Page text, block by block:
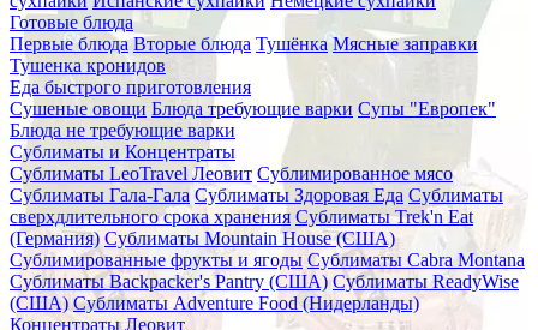
Готовые блюда
Первые блюда Вторые блюда Тушёнка Мясные заправки
Тушенка кронидов
Еда быстрого приготовления
Сушеные овощи Блюда требующие варки Супы "Европек"
Блюда не требующие варки
Сублиматы и Концентраты
Сублиматы LeoTravel Леовит Сублимированное мясо
Сублиматы Гала-Гала Сублиматы Здоровая Еда Сублиматы
сверхдлительного срока хранения Сублиматы Trek'n Eat
(Германия) Сублиматы Mountain House (США)
Сублимированные фрукты и ягоды Сублиматы Cabra Montana
Сублиматы Backpacker's Pantry (США) Сублиматы ReadyWise
(США) Сублиматы Adventure Food (Нидерланды)
Концентраты Леовит